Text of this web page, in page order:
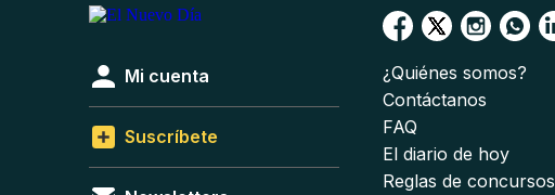
Mi cuenta
Suscríbete
¿Quiénes somos?
Contáctanos
FAQ
El diario de hoy
Reglas de concursos